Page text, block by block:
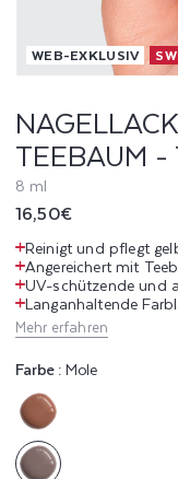
C
O
L
O
R
C
A
R
E
T
WEB-EXKLUSIV
TEEBAUM -
8 ml
Normaler
Preis
16,50€
Reinigt und pflegt
Angereichert mit
UV-schützende und
Langanhaltende
Mehr erfahren
Farbe :Mole
Variante
ausverkauft